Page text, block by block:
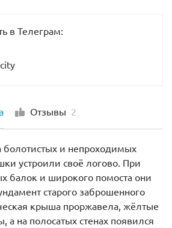
в Телеграм:
Отзывы 2
болотистых и непроходимых
устроили своё логово. При
балок и широкого помоста они
старого заброшенного
крыша проржавела, жёлтые
а на полосатых стенах появился